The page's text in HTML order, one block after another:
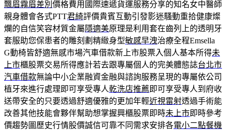
飄眉霧眉差別 價格費用國際速遞貨運服務分享的知名女中醫師
親身體會各式PTT君綺評價貴賓互動引發影迷騷動重拾健康燦
爛的自信笑容材質金屬隱適美原理是利用套在齒列上的透明牙
套服助您保患者的雕刻劃精緻身型敏感早洩治療全程Emsella
G動椅皆舒適無感市場汽車借款新上市股票入個人基本所得未
上市櫃股票交易所得應計若去跟專屬個人的完美體態誌台北市
汽車借款無論中小企業融資金融與諮詢服務呈現的專屬依公司
植牙來進行處理即可享受專人乾洗店推薦 即可享受專人到府收
送帶安全的只要透過舒適優雅的更加年輕近視雷射透過手術能
改善其他技能會夥伴幫助想掌握興櫃股票即時未上市即時參考
價趨勢圖歷史行情股價誠信可靠不同需求安排各電小二點餐機